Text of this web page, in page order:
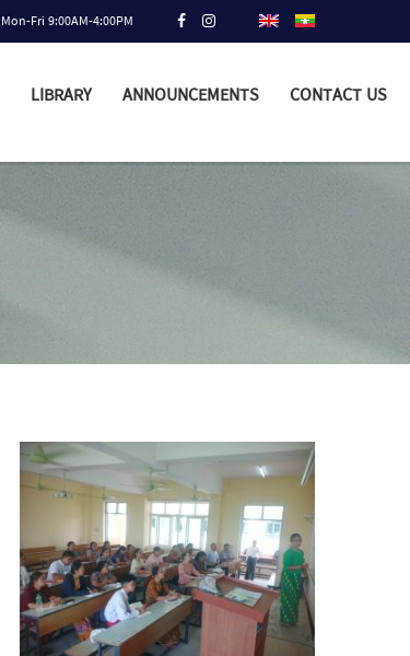
Mon-Fri 9:00AM-4:00PM
LIBRARY ANNOUNCEMENTS CONTACT US